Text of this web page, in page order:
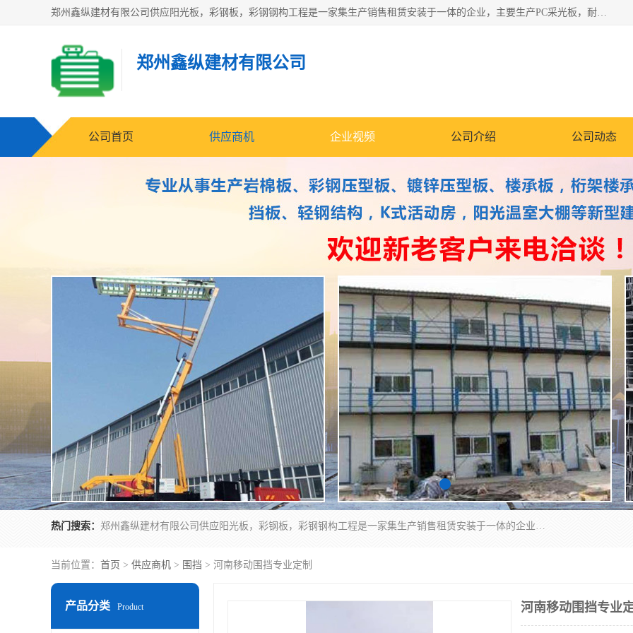
郑州鑫纵建材有限公司供应阳光板，彩钢板，彩钢钢构工程是一家集生产销售租赁安装于一体的企业，主要生产PC采光板，耐力板，仿古琉璃采光板，岩棉板、彩钢压型板、镀锌压型板、桁架楼承板，C、Z型钢檩条、围挡板、轻钢结构，阳光温室大棚等新型建材产品。公司旗下有多台移动式高空压瓦机租赁，承接全国各地业务，专业对外租赁各种型号压瓦机。
郑州鑫纵建材有限公司
公司首页 供应商机 企业视频 公司介绍 公司动态
热门搜索： 郑州鑫纵建材有限公司供应阳光板，彩钢板，彩钢钢构工程是一家集生产销售租赁安装于一体的企业，主要生产PC采光板，耐力板，仿古琉璃采光板，岩棉板、彩钢压型板、镀锌压型板、桁架楼承板，C、Z型钢檩条、围挡板、轻钢结构，阳光温室大棚等新型建材产品。公司旗下有多台移动式高空压瓦机租赁，承接全国各地业务，专业对外租赁各种型号压瓦机。
当前位置： 首页 > 供应商机 > 围挡 > 河南移动围挡专业定制
产品分类 Product 河南移动围挡专业